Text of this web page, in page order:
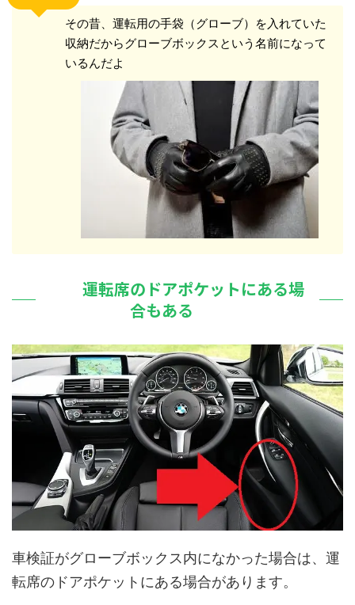
その昔、運転用の手袋（グローブ）を入れていた
収納だからグローブボックスという名前になって
いるんだよ
運転席のドアポケットにある場
合もある
車検証がグローブボックス内になかった場合は、運
転席のドアポケットにある場合があります。